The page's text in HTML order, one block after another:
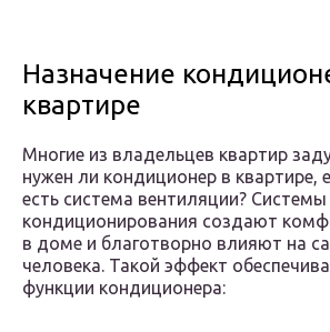
Назначение
квартире
Многие из владельцев квартир
нужен ли кондиционер в квартире,
есть система вентиляции? Системы
кондиционирования создают
в доме и благотворно влияют на
человека. Такой эффект
функции кондиционера: